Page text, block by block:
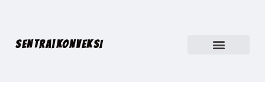
SENTRA|KONVEKSI